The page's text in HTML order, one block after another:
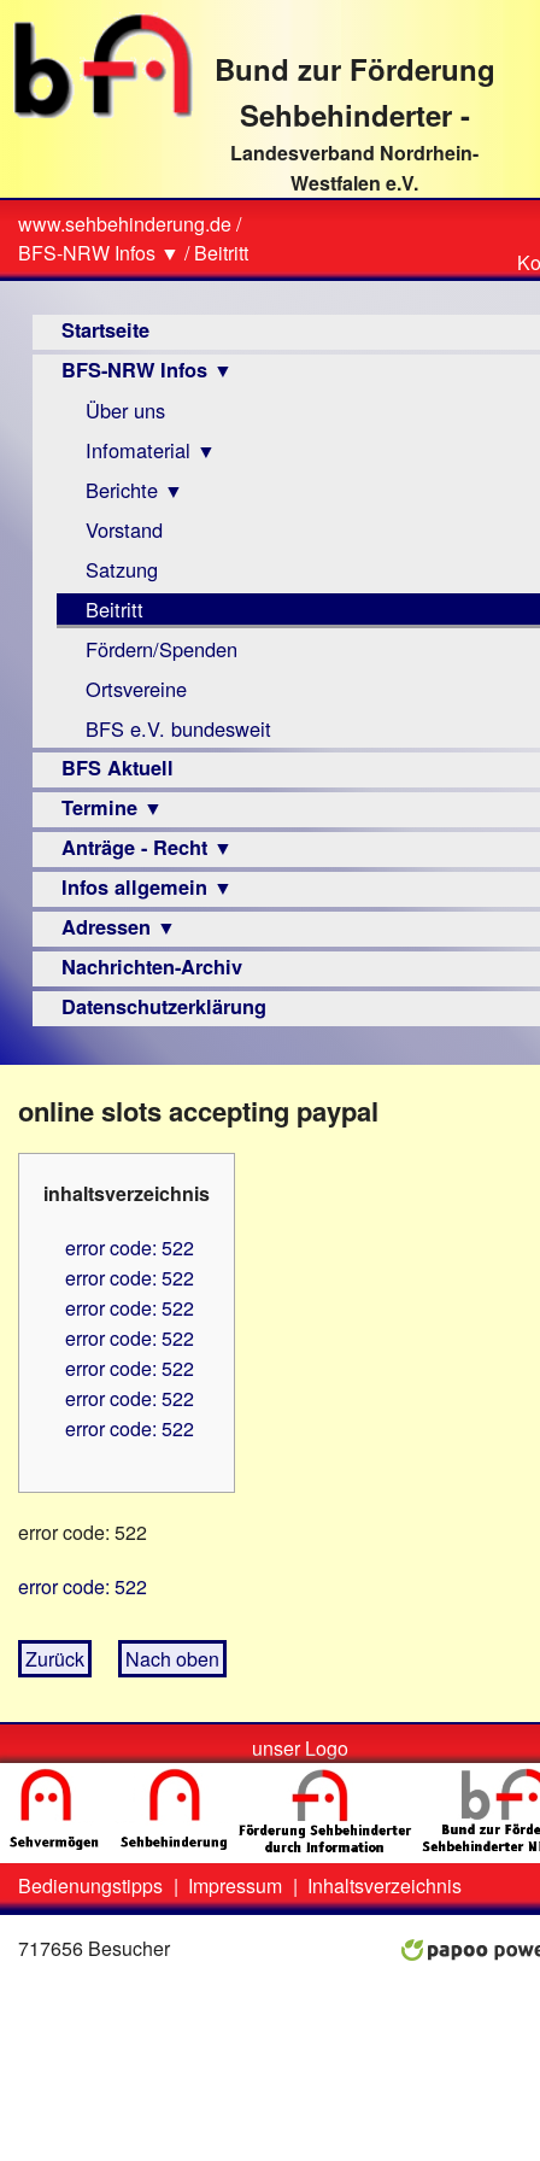
direkt
Textinhalt
Bund zur Förderung
Sehbehinderter -
Landesverband Nordrhein-
Westfalen e.V.
Sie
sind
hier
www.sehbehinderung.de/
BFS-NRW Infos ▼ /Beitritt
Startseite
BFS-NRW Infos ▼
Über uns
Infomaterial ▼
Visus
Zeitschrift
Monokular
Mac
Instagram-
Links
Berichte ▼
Archiv
Berichte
Vorstand
Satzung
Beitritt
Fördern/Spenden
Ortsvereine
BFS e.V. bundesweit
BFS Aktuell
Termine ▼
Veranstaltungsprogramme
Anträge - Recht ▼
Archiv
Urteile
Infos allgemein ▼
Sehbehinderung
Frühförderung
Schule
–
Beruf
Hilfsmittel
-
PC
Adressen ▼
Augenoptiker
Berufsbildungswerke
Hörbüchereien
Reha-
Lehrer
Verbände
Nachrichten-Archiv
Datenschutzerklärung
online slots accepting paypal
inhaltsverzeichnis
error code: 522
error code: 522
error code: 522
error code: 522
error code: 522
error code: 522
error code: 522
error code: 522
error code: 522
Zurück Nach oben
unser Logo
Zweit-
Menü
Bedienungstipps | Impressum | Inhaltsverzeichnis
717656 Besucher